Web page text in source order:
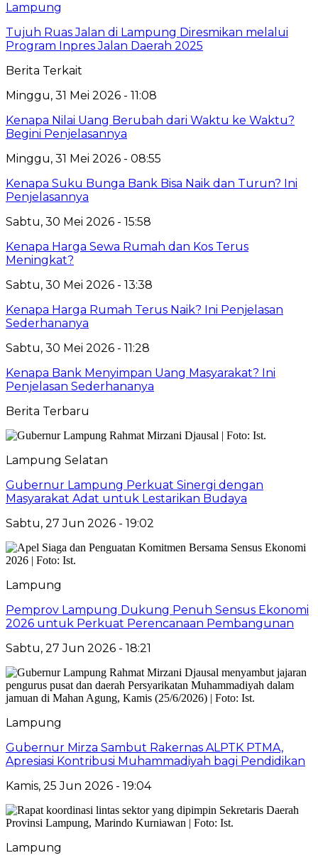
Lampung
Tujuh Ruas Jalan di Lampung Diresmikan melalui
Program Inpres Jalan Daerah 2025
Berita Terkait
Minggu, 31 Mei 2026 - 11:08
Kenapa Nilai Uang Berubah dari Waktu ke Waktu?
Begini Penjelasannya
Minggu, 31 Mei 2026 - 08:55
Kenapa Suku Bunga Bank Bisa Naik dan Turun? Ini
Penjelasannya
Sabtu, 30 Mei 2026 - 15:58
Kenapa Harga Sewa Rumah dan Kos Terus
Meningkat?
Sabtu, 30 Mei 2026 - 13:38
Kenapa Harga Rumah Terus Naik? Ini Penjelasan
Sederhananya
Sabtu, 30 Mei 2026 - 11:28
Kenapa Bank Menyimpan Uang Masyarakat? Ini
Penjelasan Sederhananya
Berita Terbaru
Lampung Selatan
Gubernur Lampung Perkuat Sinergi dengan
Masyarakat Adat untuk Lestarikan Budaya
Sabtu, 27 Jun 2026 - 19:02
Lampung
Pemprov Lampung Dukung Penuh Sensus Ekonomi
2026 untuk Perkuat Perencanaan Pembangunan
Sabtu, 27 Jun 2026 - 18:21
Lampung
Gubernur Mirza Sambut Rakernas ALPTK PTMA,
Apresiasi Kontribusi Muhammadiyah bagi Pendidikan
Kamis, 25 Jun 2026 - 19:04
Lampung